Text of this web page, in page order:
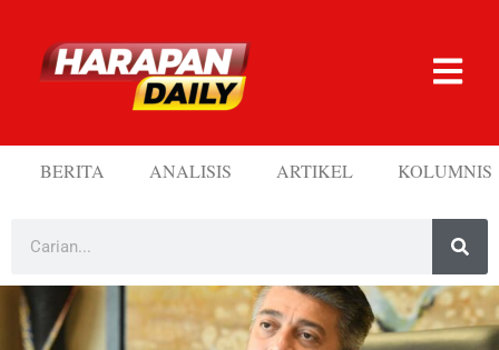
BERITA ANALISIS ARTIKEL KOLUMNIS